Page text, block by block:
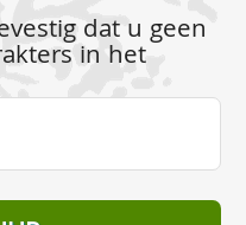
dat u geen
in het